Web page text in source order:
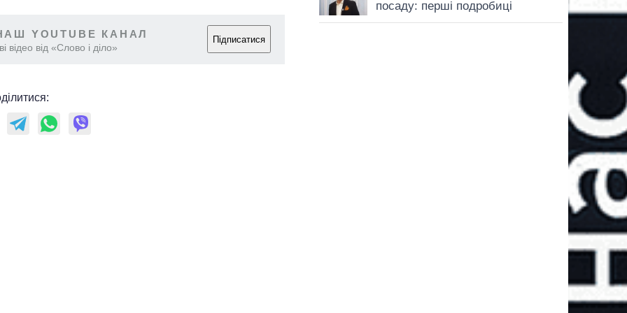
YOUTUBE КАНАЛ
відео від «Слово і діло»
Підписатися